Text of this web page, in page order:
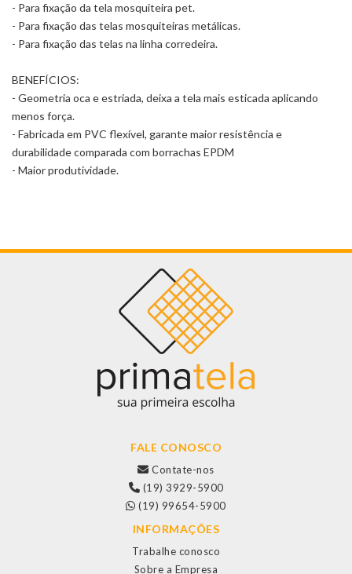
- Para fixação da tela mosquiteira pet.
- Para fixação das telas mosquiteiras metálicas.
- Para fixação das telas na linha corredeira.
BENEFÍCIOS:
- Geometria oca e estriada, deixa a tela mais esticada aplicando
menos força.
- Fabricada em PVC flexível, garante maior resistência e
durabilidade comparada com borrachas EPDM
- Maior produtividade.
FALE CONOSCO
Contate-nos
(19) 3929-5900
(19) 99654-5900
INFORMAÇÕES
Trabalhe conosco
Sobre a Empresa